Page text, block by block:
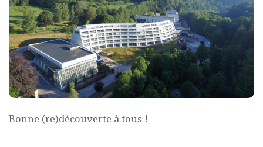
Bonne (re)découverte à tous !